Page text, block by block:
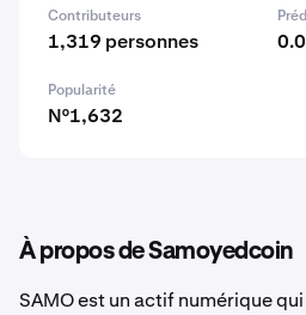
Contributeurs
1,319 personnes
Popularité
N°1,632
À propos de Samoyedcoin
SAMO est un actif numérique